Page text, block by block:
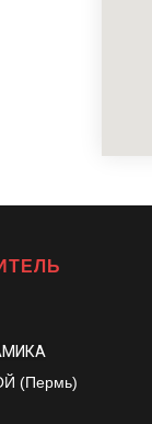
(Пермь)